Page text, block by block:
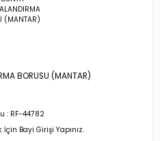
BORUSU (MANTAR)
: RF-44782
Bayi Girişi Yapınız.